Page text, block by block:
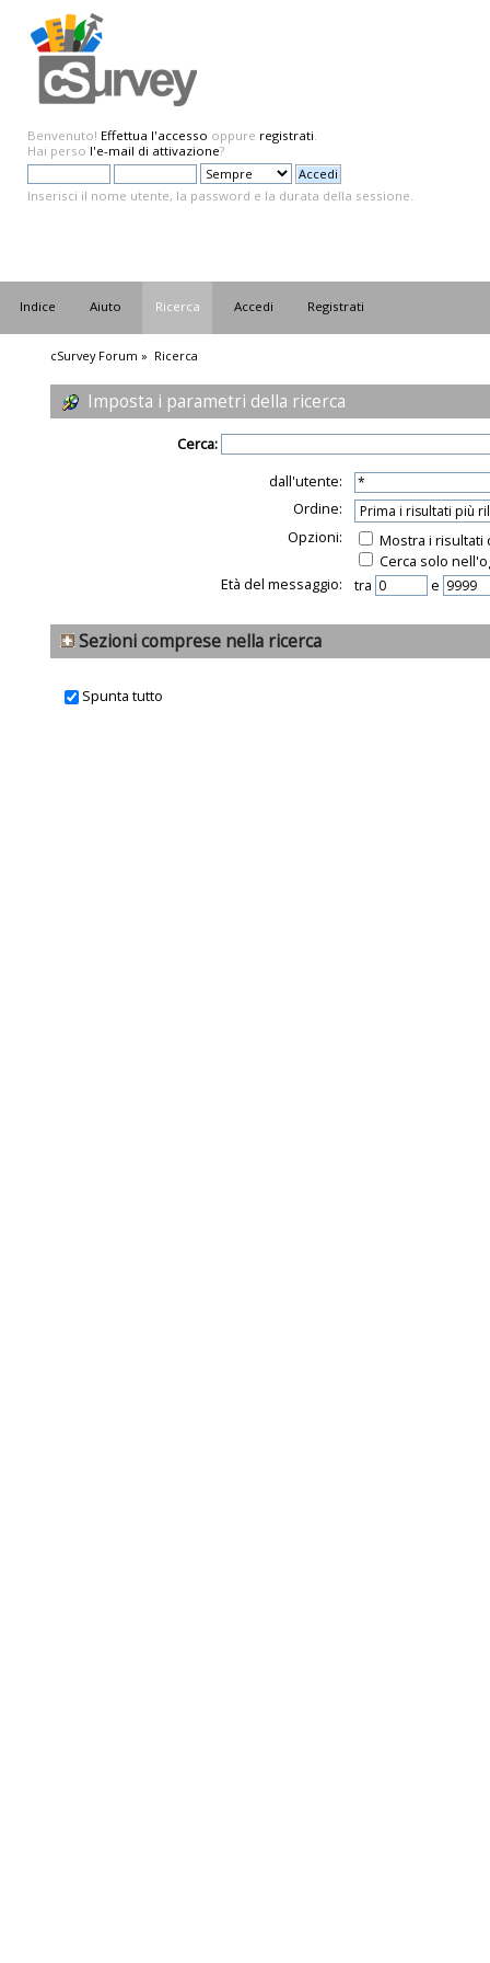
Benvenuto! Effettua l'accesso oppure registrati.
Hai perso l'e-mail di attivazione?
Inserisci il nome utente, la password e la durata della sessione.
Indice Aiuto Ricerca Accedi Registrati
cSurvey Forum » Ricerca
Imposta i parametri della ricerca
Cerca:
dall'utente:
Ordine:
Opzioni:
Mostra i risultati
Cerca solo
Età del messaggio:
tra e
Sezioni comprese nella ricerca
Spunta tutto